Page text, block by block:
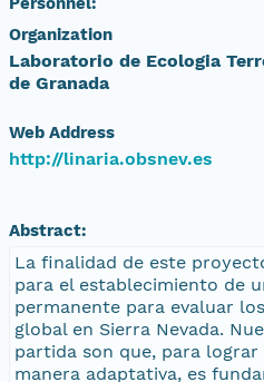
Organization
Laboratorio de Ecologia
de Granada
Web Address
http://linaria.obsnev.es
Abstract:
La finalidad de este
para el establecimiento de
permanente para evaluar
global en Sierra Nevada.
partida son que, para
manera adaptativa, es